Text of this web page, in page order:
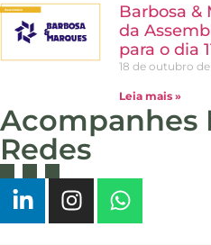
Barbosa &
da
para o dia
18 de outubro
Leia mais »
Acompanhes
Redes